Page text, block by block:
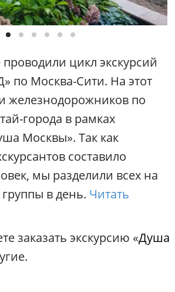
цикл экскурсий
по Москва-Сити. На этот
железнодорожников по
города в рамках
Москвы». Так как
составило
мы разделили всех на
в день. Читать
заказать экскурсию «Душа